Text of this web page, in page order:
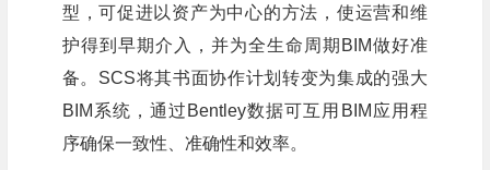
型，可促进以资产为中心的方法，使运营和维
护得到早期介入，并为全生命周期BIM做好准
备。SCS将其书面协作计划转变为集成的强大
BIM系统，通过Bentley数据可互用BIM应用程
序确保一致性、准确性和效率。